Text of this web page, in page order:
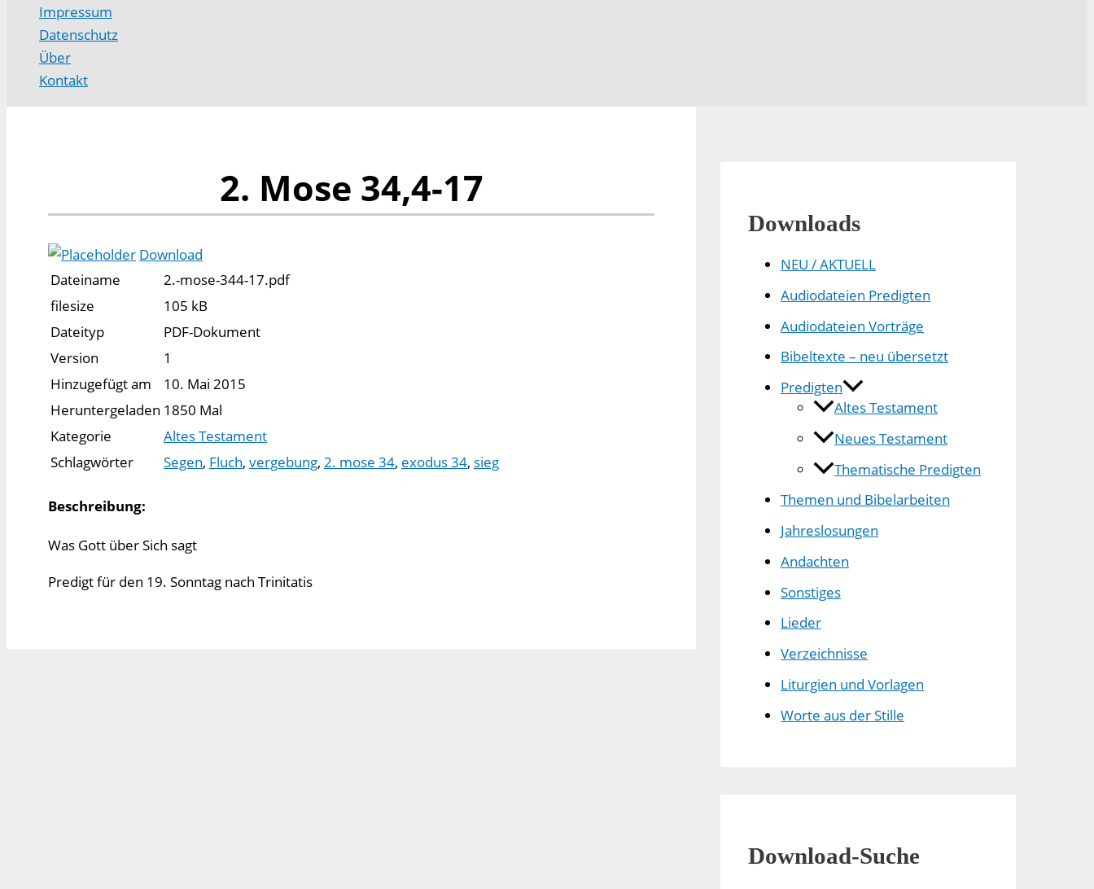
Impressum
Datenschutz
Über
Kontakt
2. Mose 34,4-17
Download
Dateiname
2.-mose-344-17.pdf
filesize
105 kB
Dateityp
PDF-Dokument
Version
1
Hinzugefügt am
10. Mai 2015
Heruntergeladen 1850 Mal
Kategorie
Altes Testament
Schlagwörter
Segen, Fluch, vergebung, 2. mose 34, exodus 34, sieg
Beschreibung:
Was Gott über Sich sagt
Predigt für den 19. Sonntag nach Trinitatis
Downloads
NEU / AKTUELL
Audiodateien Predigten
Audiodateien Vorträge
Bibeltexte – neu übersetzt
Predigten
Altes Testament
Neues Testament
Thematische Predigten
Themen und Bibelarbeiten
Jahreslosungen
Andachten
Sonstiges
Lieder
Verzeichnisse
Liturgien und Vorlagen
Worte aus der Stille
Download-Suche